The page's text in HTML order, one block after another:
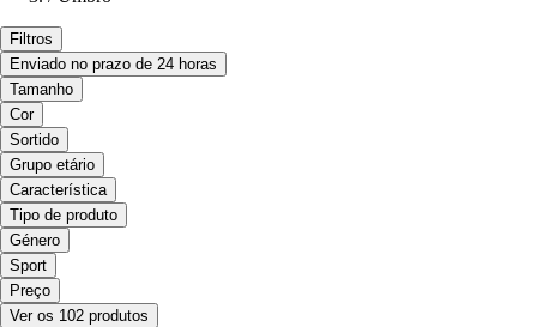
Filtros
Enviado no prazo de 24 horas
Tamanho
Cor
Sortido
Grupo etário
Característica
Tipo de produto
Género
Sport
Preço
Ver os 102 produtos